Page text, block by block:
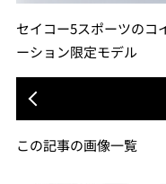
セイコー5スポーツのコ
ーション限定モデル
この記事の画像一覧